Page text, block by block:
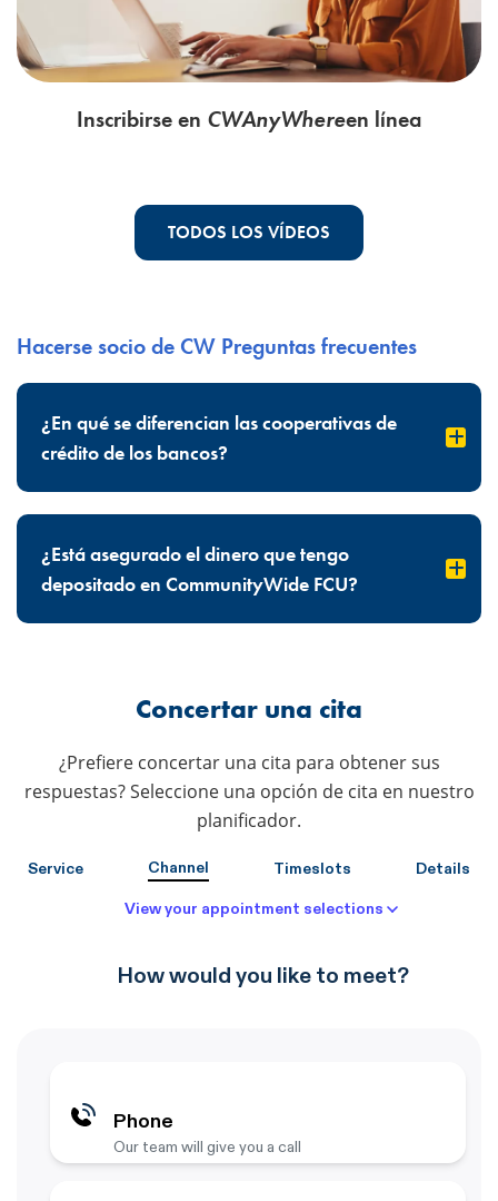
Inscribirse en CWAnyWhereen línea
TODOS LOS VÍDEOS
Hacerse socio de CW Preguntas frecuentes
¿En qué se diferencian las cooperativas de
crédito de los bancos?
¿Está asegurado el dinero que tengo
depositado en CommunityWide FCU?
Concertar una cita
¿Prefiere concertar una cita para obtener sus
respuestas? Seleccione una opción de cita en nuestro
planificador.